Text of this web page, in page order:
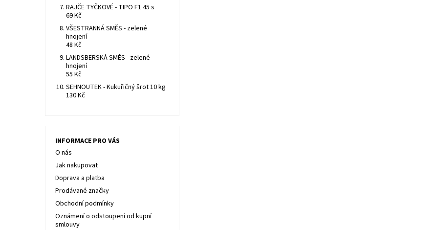
RAJČE TYČKOVÉ - TIPO F1 45 s
69 Kč
VŠESTRANNÁ SMĚS - zelené
hnojení
48 Kč
LANDSBERSKÁ SMĚS - zelené
hnojení
55 Kč
SEHNOUTEK - Kukuřičný šrot 10 kg
130 Kč
INFORMACE PRO VÁS
O nás
Jak nakupovat
Doprava a platba
Prodávané značky
Obchodní podmínky
Oznámení o odstoupení od kupní
smlouvy